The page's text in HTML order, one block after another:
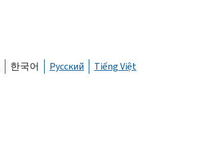
한국어 Русский Tiếng Việt